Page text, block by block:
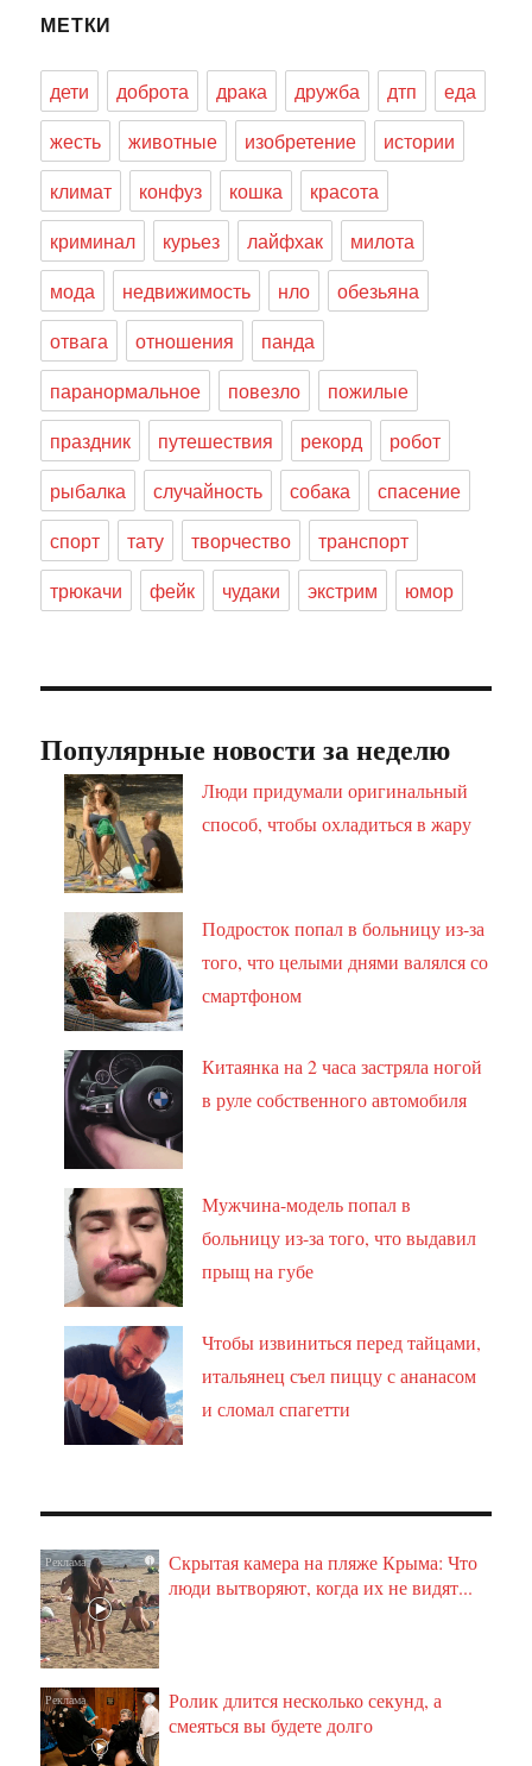
МЕТКИ
дети доброта драка дружба дтп
еда
жесть
животные изобретение
истории
климат
конфуз кошка
красота
криминал
курьез лайфхак
милота
мода
недвижимость нло
обезьяна
отвага
отношения
панда
паранормальное
повезло
пожилые
праздник
путешествия рекорд
робот
рыбалка
случайность собака
спасение
спорт
тату творчество
транспорт
трюкачи
фейк чудаки экстрим юмор
Популярные новости за неделю
Люди придумали оригинальный
способ, чтобы охладиться в жару
Подросток попал в больницу из-за
того, что целыми днями валялся со
смартфоном
Китаянка на 2 часа застряла ногой
в руле собственного автомобиля
Мужчина-модель попал в
больницу из-за того, что выдавил
прыщ на губе
Чтобы извиниться перед тайцами,
итальянец съел пиццу с ананасом
и сломал спагетти
i
Скрытая камера на пляже Крыма: Что
люди вытворяют, когда их не видят...
i
Ролик длится несколько секунд, а
смеяться вы будете долго